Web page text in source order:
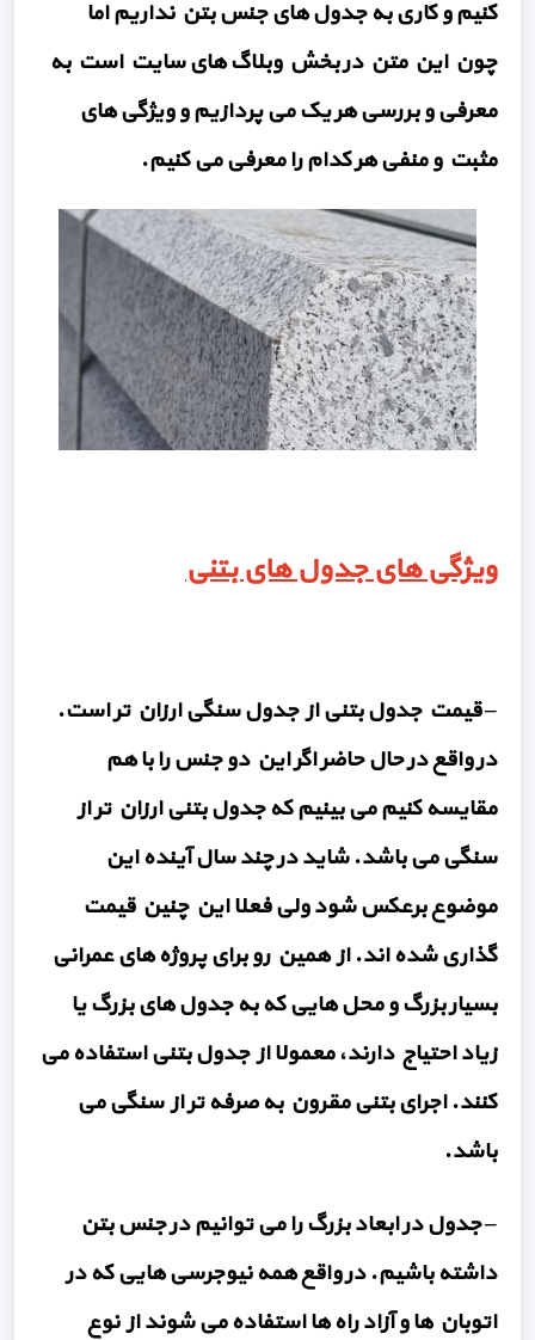
کنیم و کاری به جدول های جنس بتن نداریم اما
چون این متن در بخش وبلاگ های سایت است به
معرفی و بررسی هر یک می پردازیم و ویژگی های
مثبت و منفی هر کدام را معرفی می کنیم.
ویژگی های جدول های بتنی
– قیمت جدول بتنی از جدول سنگی ارزان تر است.
در واقع در حال حاضر اگر این دو جنس را با هم
مقایسه کنیم می بینیم که جدول بتنی ارزان تر از
سنگی می باشد. شاید در چند سال آینده این
موضوع برعکس شود ولی فعلا این چنین قیمت
گذاری شده اند. از همین رو برای پروژه های عمرانی
بسیار بزرگ و محل هایی که به جدول های بزرگ یا
زیاد احتیاج دارند، معمولا از جدول بتنی استفاده می
کنند. اجرای بتنی مقرون به صرفه تر از سنگی می
باشد.
– جدول در ابعاد بزرگ را می توانیم در جنس بتن
داشته باشیم. در واقع همه نیوجرسی هایی که در
اتوبان ها و آزاد راه ها استفاده می شوند از نوع